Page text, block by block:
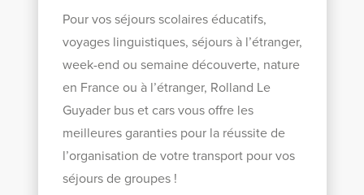
Pour vos séjours scolaires éducatifs,
voyages linguistiques, séjours à l’étranger,
week-end ou semaine découverte, nature
en France ou à l’étranger, Rolland Le
Guyader bus et cars vous offre les
meilleures garanties pour la réussite de
l’organisation de votre transport pour vos
séjours de groupes !